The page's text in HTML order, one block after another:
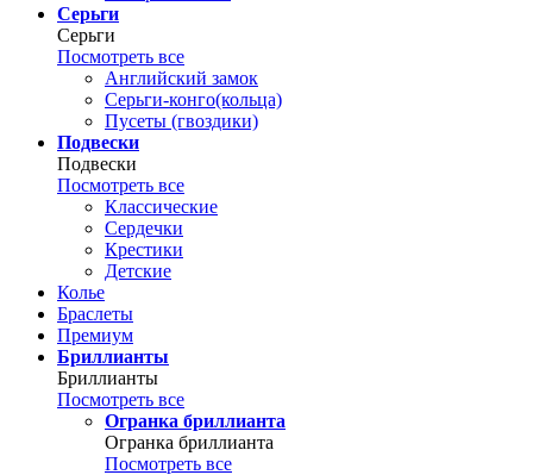
Серьги
Серьги
Посмотреть все
Английский замок
Серьги-конго(кольца)
Пусеты (гвоздики)
Подвески
Подвески
Посмотреть все
Классические
Сердечки
Крестики
Детские
Колье
Браслеты
Премиум
Бриллианты
Бриллианты
Посмотреть все
Огранка бриллианта
Огранка бриллианта
Посмотреть все